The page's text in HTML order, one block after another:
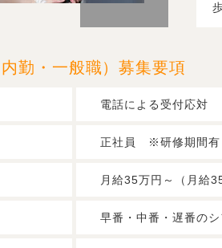
勤・一般職）募集要項
電話による受付応対
正社員 ※研修期間有
月給35万円～（月給
早番・中番・遅番の